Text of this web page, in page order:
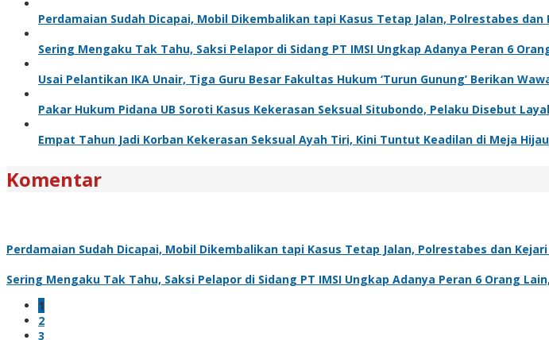
Perdamaian Sudah Dicapai, Mobil Dikembalikan tapi Kasus Tetap Jalan, Polrestabes
Sering Mengaku Tak Tahu, Saksi Pelapor di Sidang PT IMSI Ungkap Adanya Peran 6
Usai Pelantikan IKA Unair, Tiga Guru Besar Fakultas Hukum ‘Turun Gunung’ Berikan
Pakar Hukum Pidana UB Soroti Kasus Kekerasan Seksual Situbondo, Pelaku Disebut
Empat Tahun Jadi Korban Kekerasan Seksual Ayah Tiri, Kini Tuntut Keadilan di Meja Hijau
Komentar
Perdamaian Sudah Dicapai, Mobil Dikembalikan tapi Kasus Tetap Jalan, Polrestabes dan
Sering Mengaku Tak Tahu, Saksi Pelapor di Sidang PT IMSI Ungkap Adanya Peran 6 Orang
1
2
3